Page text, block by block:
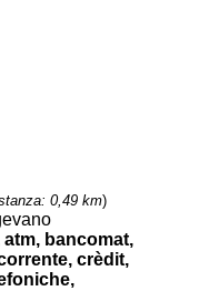
0,49 km)
bancomat,
crèdit,